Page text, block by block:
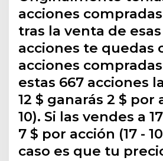
acciones compradas
tras la venta de esas
acciones te quedas
acciones compradas
estas 667 acciones
12 $ ganarás 2 $ por
10). Si las vendes a
7 $ por acción (17 -
caso es que tu